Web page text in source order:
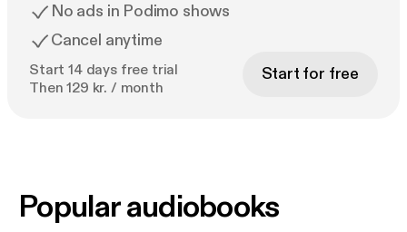
No ads in Podimo shows
Cancel anytime
Start 14 days free trial
Then 129 kr. / month
Start for free
Popular audiobooks